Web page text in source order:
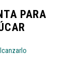
PARA